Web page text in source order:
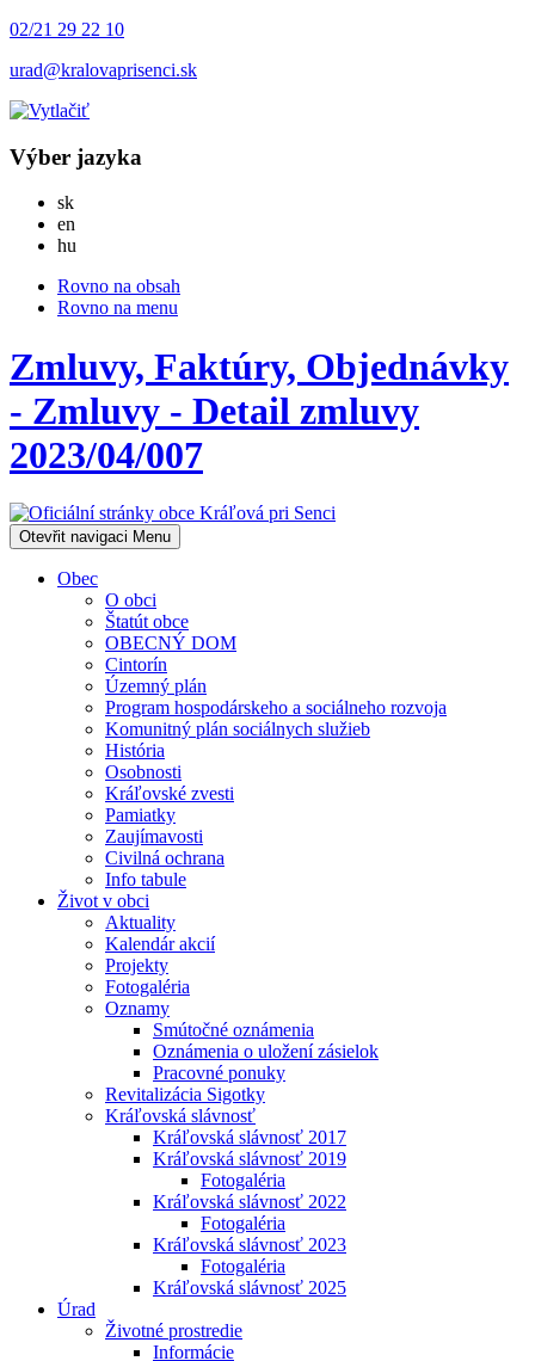
02/21 29 22 10
urad@kralovaprisenci.sk
Výber jazyka
skSlovensky
en
hu
Rovno na obsah
Rovno na menu
Zmluvy, Faktúry, Objednávky
- Zmluvy - Detail zmluvy
2023/04/007
Otevřit navigaci Menu
Obec
O obci
Štatút obce
OBECNÝ DOM
Cintorín
Územný plán
Program hospodárskeho a sociálneho rozvoja
Komunitný plán sociálnych služieb
História
Osobnosti
Kráľovské zvesti
Pamiatky
Zaujímavosti
Civilná ochrana
Info tabule
Život v obci
Aktuality
Kalendár akcií
Projekty
Fotogaléria
Oznamy
Smútočné oznámenia
Oznámenia o uložení zásielok
Pracovné ponuky
Revitalizácia Sigotky
Kráľovská slávnosť
Kráľovská slávnosť 2017
Kráľovská slávnosť 2019
Fotogaléria
Kráľovská slávnosť 2022
Fotogaléria
Kráľovská slávnosť 2023
Fotogaléria
Kráľovská slávnosť 2025
Úrad
Životné prostredie
Informácie